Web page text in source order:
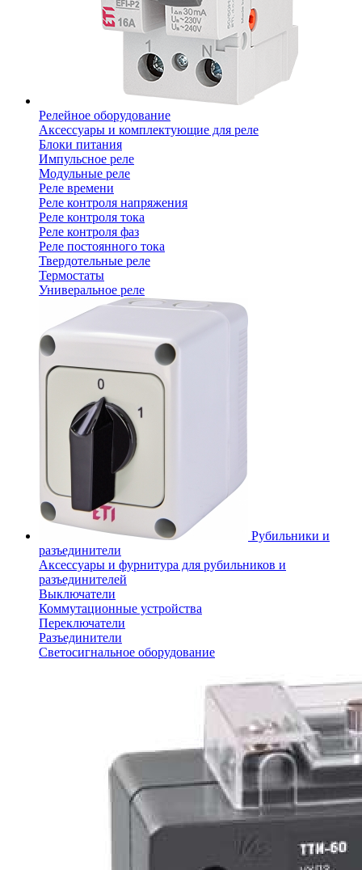
Релейное оборудование
Аксессуары и комплектующие для реле
Блоки питания
Импульсное реле
Модульные реле
Реле времени
Реле контроля напряжения
Реле контроля тока
Реле контроля фаз
Реле постоянного тока
Твердотельные реле
Термостаты
Универальное реле
Рубильники и
разъединители
Аксессуары и фурнитура для рубильников и
разъединителей
Выключатели
Коммутационные устройства
Переключатели
Разъединители
Светосигнальное оборудование